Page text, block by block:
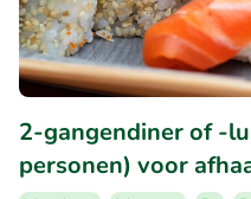
2-gangendiner of -
personen) voor